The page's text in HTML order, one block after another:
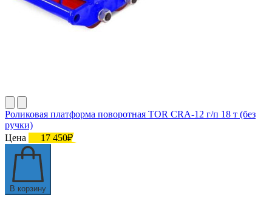
Роликовая платформа поворотная TOR CRA-12 г/п 18 т (без
ручки)
Цена
17 450₽
В корзину